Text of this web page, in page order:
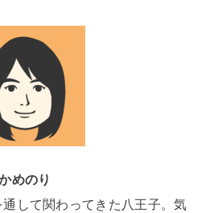
めのり
して関わってきた八王子。気